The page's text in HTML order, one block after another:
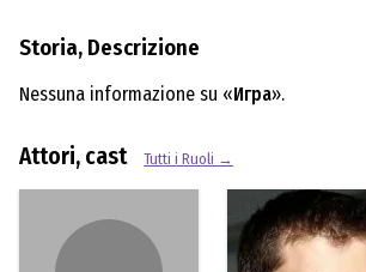
Storia, Descrizione
Nessuna informazione su «Игра».
Attori, cast Tutti i Ruoli →